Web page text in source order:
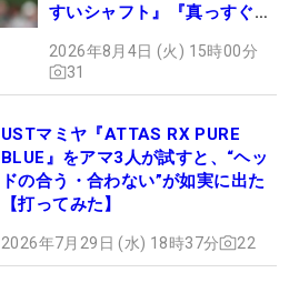
すいシャフト』『真っすぐ飛
セッティング
2026年8月4日 (火) 15時00分
31
USTマミヤ『ATTAS RX PURE
BLUE』をアマ3人が試すと、“ヘッ
ドの合う・合わない”が如実に出た
【打ってみた】
2026年7月29日 (水) 18時37分 22